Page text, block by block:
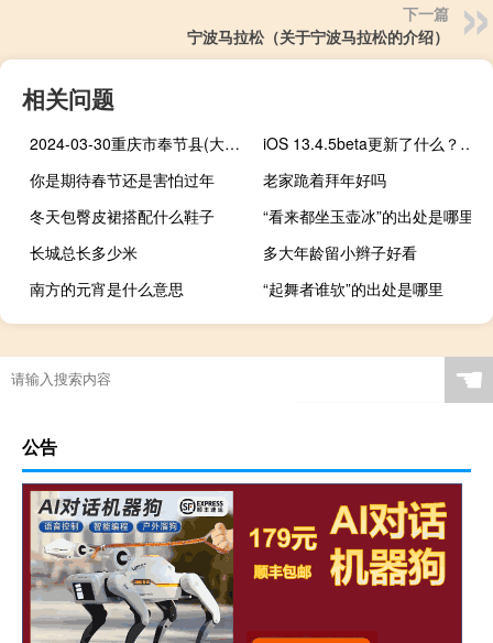
下一篇
宁波马拉松（关于宁波马拉松的介绍）
相关问题
2024-03-30重庆市奉节县(大球盖菇)的报价是多少
iOS 13.4.5beta更新了什么？如何升级到iOS 13.4.5beta？
你是期待春节还是害怕过年
老家跪着拜年好吗
冬天包臀皮裙搭配什么鞋子
“看来都坐玉壶冰”的出处是哪里
长城总长多少米
多大年龄留小辫子好看
南方的元宵是什么意思
“起舞者谁欤”的出处是哪里
☚
公告